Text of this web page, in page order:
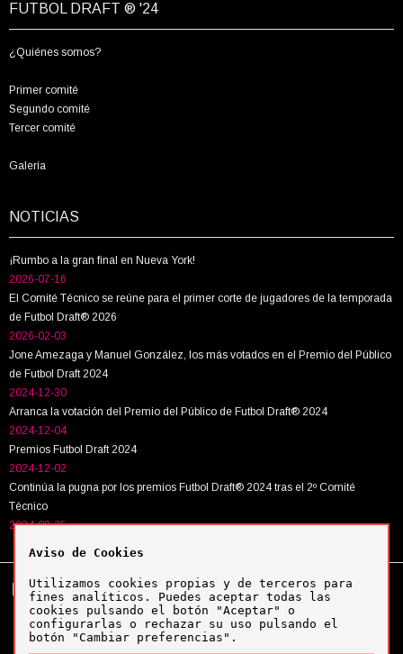
FUTBOL DRAFT ® '24
¿Quiénes somos?
Primer comité
Segundo comité
Tercer comité
Galería
NOTICIAS
¡Rumbo a la gran final en Nueva York!
2026-07-16
El Comité Técnico se reúne para el primer corte de jugadores de la temporada
de Futbol Draft® 2026
2026-02-03
Jone Amezaga y Manuel González, los más votados en el Premio del Público
de Futbol Draft 2024
2024-12-30
Arranca la votación del Premio del Público de Futbol Draft® 2024
2024-12-04
Premios Futbol Draft 2024
2024-12-02
Continúa la pugna por los premios Futbol Draft® 2024 tras el 2º Comité
Técnico
2024-09-25
Tel: +34 943 63 40 63
Política de cookies
Política de privacidad
Aviso legal
Aviso de Cookies
Utilizamos cookies propias y de terceros para
fines analíticos. Puedes aceptar todas las
cookies pulsando el botón "Aceptar" o
configurarlas o rechazar su uso pulsando el
botón "Cambiar preferencias".